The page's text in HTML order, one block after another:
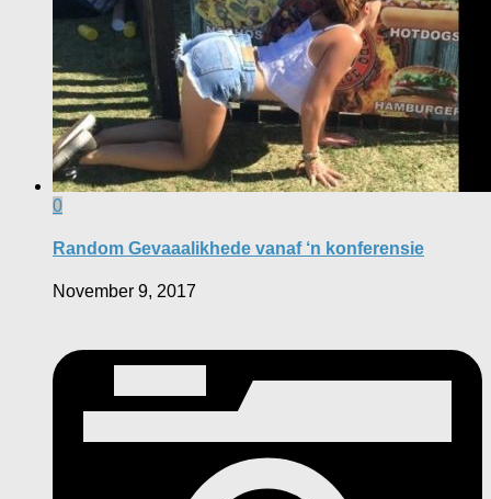
0
Random Gevaaalikhede vanaf ‘n konferensie
November 9, 2017